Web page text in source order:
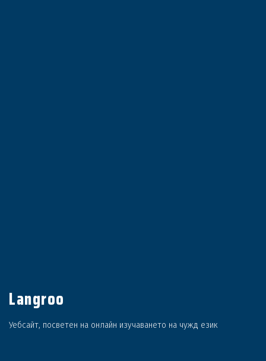
Langroo
Уебсайт, посветен на онлайн изучаването на чужд език